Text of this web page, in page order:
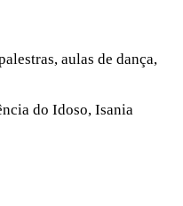
aulas de dança,
do Idoso, Isania